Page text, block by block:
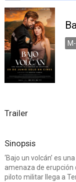
Trailer
Sinopsis
‘Bajo un volcán’ es
amenaza de erupción
piloto militar llega a